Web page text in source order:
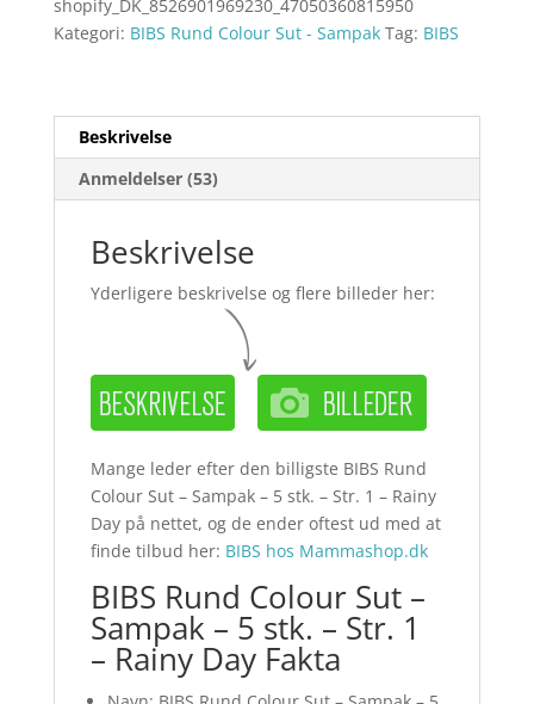
shopify_DK_8526901969230_47050360815950
Kategori: BIBS Rund Colour Sut - Sampak Tag: BIBS
Beskrivelse
Anmeldelser (53)
Beskrivelse
Yderligere beskrivelse og flere billeder her:
Mange leder efter den billigste BIBS Rund
Colour Sut – Sampak – 5 stk. – Str. 1 – Rainy
Day på nettet, og de ender oftest ud med at
finde tilbud her: BIBS hos Mammashop.dk
BIBS Rund Colour Sut –
Sampak – 5 stk. – Str. 1
– Rainy Day Fakta